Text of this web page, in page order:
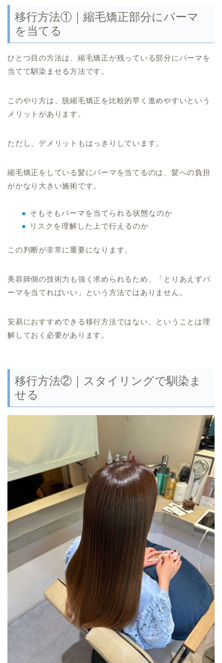
移行方法①｜縮毛矯正部分にパーマ
を当てる
ひとつ目の方法は、縮毛矯正が残っている部分にパーマを
当てて馴染ませる方法です。
このやり方は、脱縮毛矯正を比較的早く進めやすいという
メリットがあります。
ただし、デメリットもはっきりしています。
縮毛矯正をしている髪にパーマを当てるのは、髪への負担
がかなり大きい施術です。
そもそもパーマを当てられる状態なのか
リスクを理解した上で行えるのか
この判断が非常に重要になります。
美容師側の技術力も強く求められるため、「とりあえずパ
ーマを当てればいい」という方法ではありません。
安易におすすめできる移行方法ではない、ということは理
解しておく必要があります。
移行方法②｜スタイリングで馴染ま
せる